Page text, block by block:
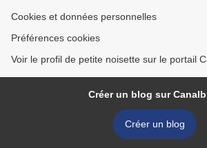
Cookies et données personnelles
Préférences cookies
Voir le profil de petite noisette sur le portail
Créer un blog sur
Créer un blog